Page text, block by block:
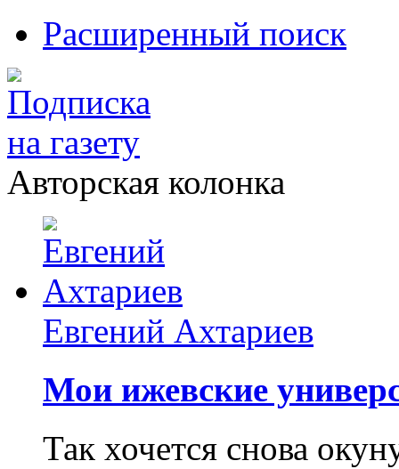
Расширенный поиск
Авторская колонка
Евгений Ахтариев
Мои ижевские
Так хочется снова